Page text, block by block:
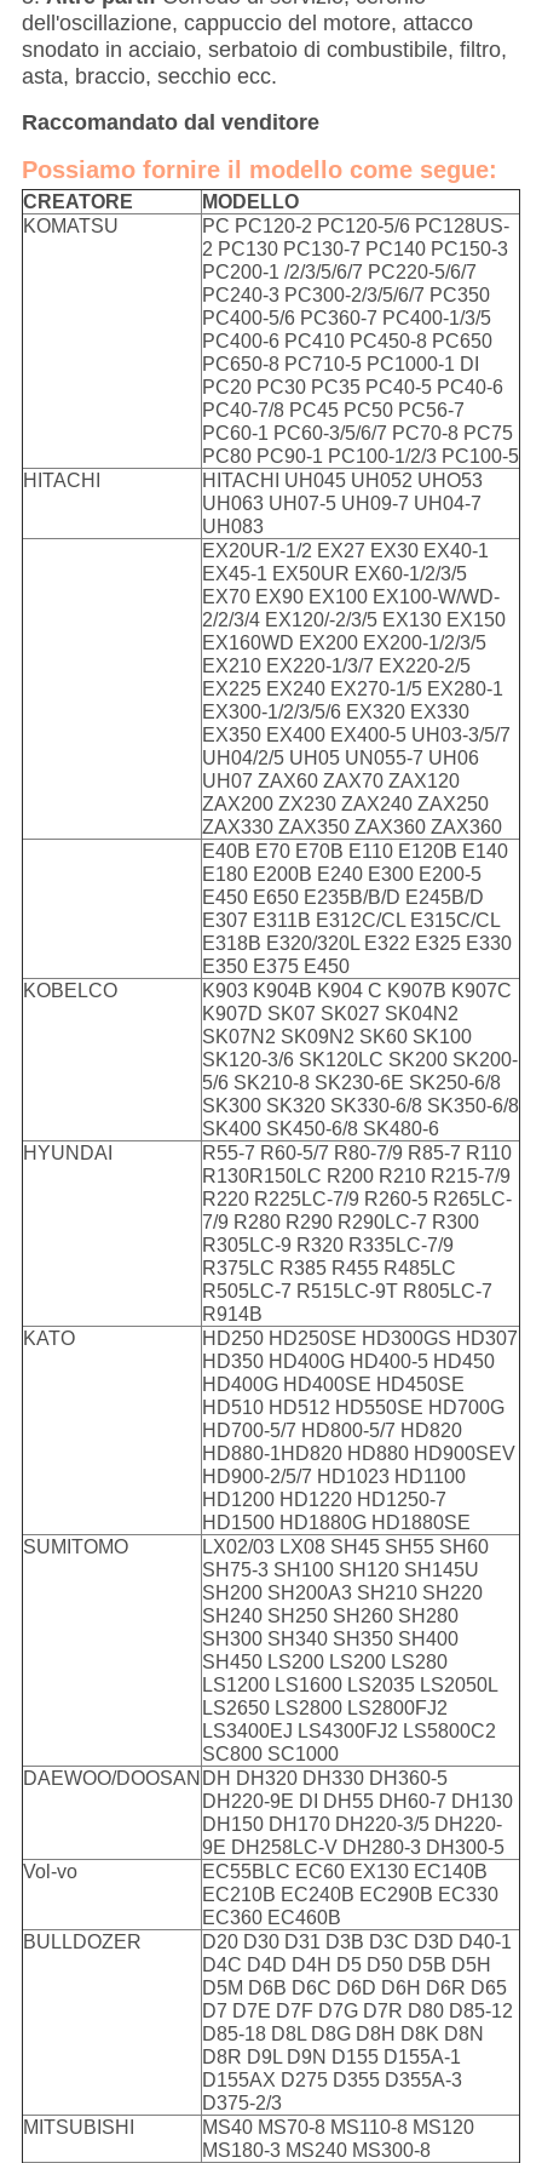
dell'oscillazione, cappuccio del motore, attacco
snodato in acciaio, serbatoio di combustibile, filtro,
asta, braccio, secchio ecc.
Raccomandato dal venditore
Possiamo fornire il modello come segue:
CREATORE
MODELLO
KOMATSU
PC PC120-2 PC120-5/6 PC128US-
2 PC130 PC130-7 PC140 PC150-3
PC200-1 /2/3/5/6/7 PC220-5/6/7
PC240-3 PC300-2/3/5/6/7 PC350
PC400-5/6 PC360-7 PC400-1/3/5
PC400-6 PC410 PC450-8 PC650
PC650-8 PC710-5 PC1000-1 DI
PC20 PC30 PC35 PC40-5 PC40-6
PC40-7/8 PC45 PC50 PC56-7
PC60-1 PC60-3/5/6/7 PC70-8 PC75
PC80 PC90-1 PC100-1/2/3 PC100-5
HITACHI
HITACHI UH045 UH052 UHO53
UH063 UH07-5 UH09-7 UH04-7
UH083
EX20UR-1/2 EX27 EX30 EX40-1
EX45-1 EX50UR EX60-1/2/3/5
EX70 EX90 EX100 EX100-W/WD-
2/2/3/4 EX120/-2/3/5 EX130 EX150
EX160WD EX200 EX200-1/2/3/5
EX210 EX220-1/3/7 EX220-2/5
EX225 EX240 EX270-1/5 EX280-1
EX300-1/2/3/5/6 EX320 EX330
EX350 EX400 EX400-5 UH03-3/5/7
UH04/2/5 UH05 UN055-7 UH06
UH07 ZAX60 ZAX70 ZAX120
ZAX200 ZX230 ZAX240 ZAX250
ZAX330 ZAX350 ZAX360 ZAX360
E40B E70 E70B E110 E120B E140
E180 E200B E240 E300 E200-5
E450 E650 E235B/B/D E245B/D
E307 E311B E312C/CL E315C/CL
E318B E320/320L E322 E325 E330
E350 E375 E450
KOBELCO
K903 K904B K904 C K907B K907C
K907D SK07 SK027 SK04N2
SK07N2 SK09N2 SK60 SK100
SK120-3/6 SK120LC SK200 SK200-
5/6 SK210-8 SK230-6E SK250-6/8
SK300 SK320 SK330-6/8 SK350-6/8
SK400 SK450-6/8 SK480-6
HYUNDAI
R55-7 R60-5/7 R80-7/9 R85-7 R110
R130R150LC R200 R210 R215-7/9
R220 R225LC-7/9 R260-5 R265LC-
7/9 R280 R290 R290LC-7 R300
R305LC-9 R320 R335LC-7/9
R375LC R385 R455 R485LC
R505LC-7 R515LC-9T R805LC-7
R914B
KATO
HD250 HD250SE HD300GS HD307
HD350 HD400G HD400-5 HD450
HD400G HD400SE HD450SE
HD510 HD512 HD550SE HD700G
HD700-5/7 HD800-5/7 HD820
HD880-1HD820 HD880 HD900SEV
HD900-2/5/7 HD1023 HD1100
HD1200 HD1220 HD1250-7
HD1500 HD1880G HD1880SE
SUMITOMO
LX02/03 LX08 SH45 SH55 SH60
SH75-3 SH100 SH120 SH145U
SH200 SH200A3 SH210 SH220
SH240 SH250 SH260 SH280
SH300 SH340 SH350 SH400
SH450 LS200 LS200 LS280
LS1200 LS1600 LS2035 LS2050L
LS2650 LS2800 LS2800FJ2
LS3400EJ LS4300FJ2 LS5800C2
SC800 SC1000
DAEWOO/DOOSAN DH DH320 DH330 DH360-5
DH220-9E DI DH55 DH60-7 DH130
DH150 DH170 DH220-3/5 DH220-
9E DH258LC-V DH280-3 DH300-5
Vol-vo
EC55BLC EC60 EX130 EC140B
EC210B EC240B EC290B EC330
EC360 EC460B
BULLDOZER
D20 D30 D31 D3B D3C D3D D40-1
D4C D4D D4H D5 D50 D5B D5H
D5M D6B D6C D6D D6H D6R D65
D7 D7E D7F D7G D7R D80 D85-12
D85-18 D8L D8G D8H D8K D8N
D8R D9L D9N D155 D155A-1
D155AX D275 D355 D355A-3
D375-2/3
MITSUBISHI
MS40 MS70-8 MS110-8 MS120
MS180-3 MS240 MS300-8